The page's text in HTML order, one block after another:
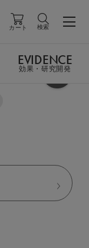
カート 検索
EVIDENCE
効果・研究開発